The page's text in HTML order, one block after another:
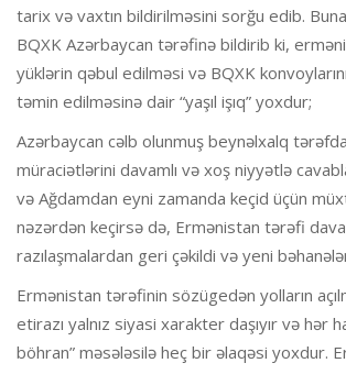
tarix və vaxtın bildirilməsini sorğu edib.
BQXK Azərbaycan tərəfinə bildirib ki,
yüklərin qəbul edilməsi və BQXK
təmin edilməsinə dair “yaşıl işıq” yoxdur;
Azərbaycan cəlb olunmuş beynəlxalq
müraciətlərini davamlı və xoş niyyətlə
və Ağdamdan eyni zamanda keçid üçün
nəzərdən keçirsə də, Ermənistan tərəfi
razılaşmalardan geri çəkildi və yeni
Ermənistan tərəfinin sözügedən yolların
etirazı yalnız siyasi xarakter daşıyır və hər
böhran” məsələsilə heç bir əlaqəsi yoxdur.